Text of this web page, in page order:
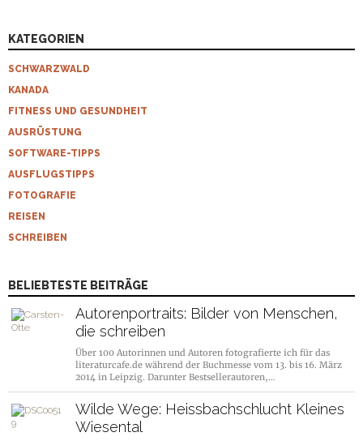
KATEGORIEN
SCHWARZWALD
KANADA
FITNESS UND GESUNDHEIT
AUSRÜSTUNG
SOFTWARE-TIPPS
AUSFLUGSTIPPS
FOTOGRAFIE
REISEN
SCHREIBEN
BELIEBTESTE BEITRÄGE
Autorenportraits: Bilder von Menschen,
die schreiben
Über 100 Autorinnen und Autoren fotografierte ich für das
literaturcafe.de während der Buchmesse vom 13. bis 16. März
2014 in Leipzig. Darunter Bestsellerautoren,…
Wilde Wege: Heissbachschlucht Kleines
Wiesental